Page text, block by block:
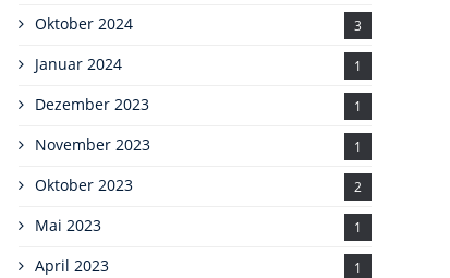
Oktober 2024 3
Januar 2024 1
Dezember 2023 1
November 2023 1
Oktober 2023 2
Mai 2023 1
April 2023 1